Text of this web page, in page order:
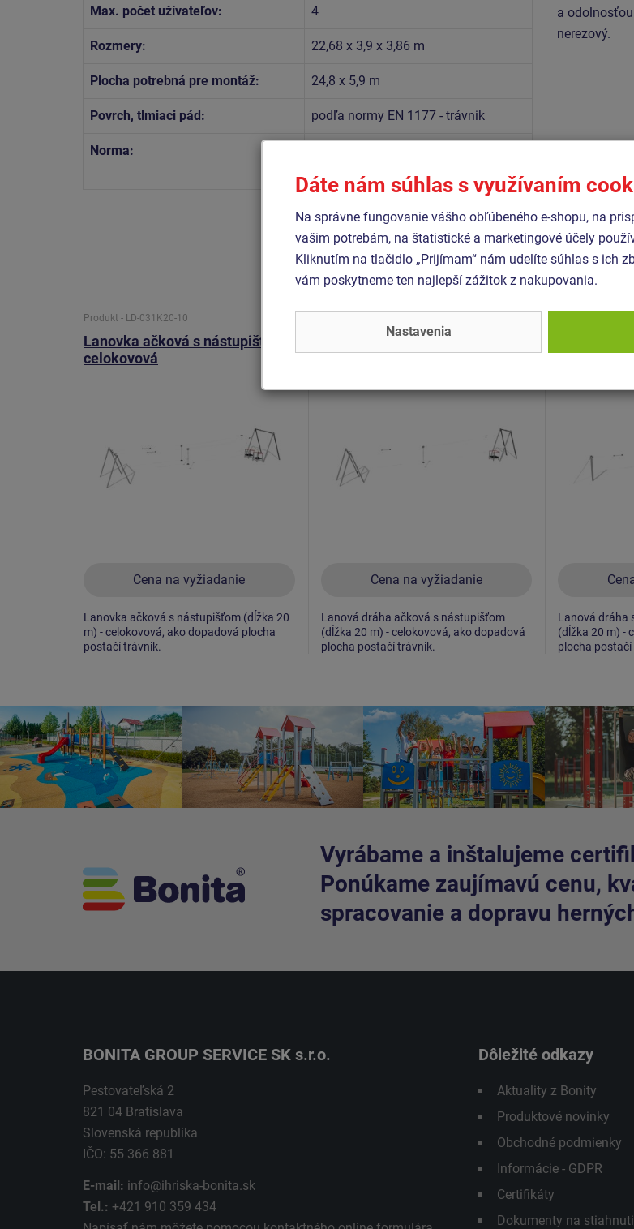
Max. počet užívateľov: 4
Rozmery: 22,68 x 3,9 x 3,86 m
Plocha potrebná pre montáž: 24,8 x 5,9 m
Povrch, tlmiaci pád: podľa normy EN 1177 - trávnik
Norma:
a
nerezový.
Podobný
Produkt - LD-031K20-10
Lanovka ačková s nástupišťom -
celokovová
Cena na vyžiadanie
Lanovka ačková s nástupišťom (dĺžka 20
m) - celokovová, ako dopadová plocha
postačí trávnik.
Lanová dráha ačková s
nástupišťom LD020K -
Cena na vyžiadanie
Lanová dráha ačková s nástupišťom
(dĺžka 20 m) - celokovová, ako dopadová
plocha postačí trávnik.
Lanová
Lanová dráha
(dĺžka 20 m) -
plocha postačí
Vyrábame a inštalujeme
Ponúkame zaujímavú cenu,
spracovanie a dopravu
BONITA GROUP SERVICE SK s.r.o.
Pestovateľská 2
821 04 Bratislava
Slovenská republika
IČO: 55 366 881
E-mail: info@ihriska-bonita.sk
Tel.: +421 910 359 434
Dôležité odkazy
Aktuality z Bonity
Produktové novinky
Obchodné podmienky
Informácie - GDPR
Certifikáty
Dokumenty na
Dáte nám súhlas s využívaním
Na správne fungovanie vášho obľúbeného e-shopu, na
vašim potrebám, na štatistické a marketingové účely
Kliknutím na tlačidlo „Prijímam“ nám udelíte súhlas s ich
vám poskytneme ten najlepší zážitok z nakupovania.
Nastavenia